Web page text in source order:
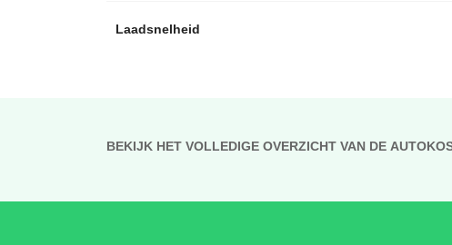
Laadsnelheid
BEKIJK HET VOLLEDIGE OVERZICHT VAN DE